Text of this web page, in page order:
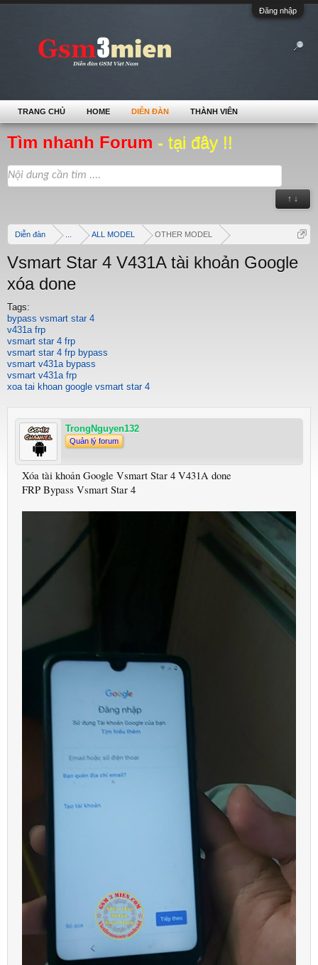
Đăng nhập
Tìm nhanh Forum - tại đây !!
↑ ↓
Diễn đàn ALL MODEL OTHER MODEL
Vsmart Star 4 V431A tài khoản Google
xóa done
Tags:
bypass vsmart star 4
v431a frp
vsmart star 4 frp
vsmart star 4 frp bypass
vsmart v431a bypass
vsmart v431a frp
xoa tai khoan google vsmart star 4
TrongNguyen132
Quản lý forum
Xóa tài khoản Google Vsmart Star 4 V431A done
FRP Bypass Vsmart Star 4
TRANG CHỦ HOME DIỄN ĐÀN THÀNH VIÊN